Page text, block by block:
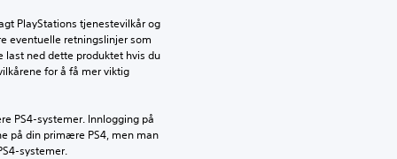
PlayStations tjenestevilkår og
eventuelle retningslinjer som
last ned dette produktet hvis du
for å få mer viktig
PS4-systemer. Innlogging på
på din primære PS4, men man
systemer.